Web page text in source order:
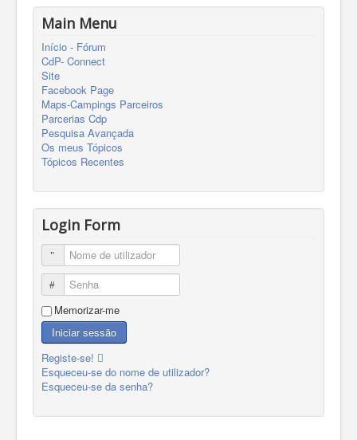
Main Menu
Início - Fórum
CdP- Connect
Site
Facebook Page
Maps-Campings Parceiros
Parcerias Cdp
Pesquisa Avançada
Os meus Tópicos
Tópicos Recentes
Login Form
Nome de utilizador
Senha
Memorizar-me
Iniciar sessão
Registe-se!
Esqueceu-se do nome de utilizador?
Esqueceu-se da senha?